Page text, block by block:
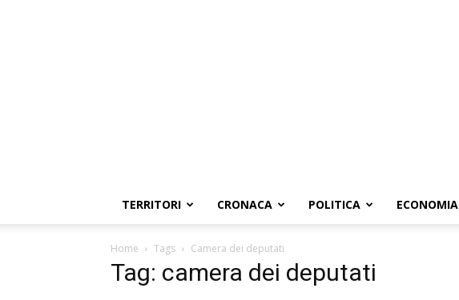
TERRITORI CRONACA POLITICA ECONOMIA
Home Tags Camera dei deputati
Tag: camera dei deputati